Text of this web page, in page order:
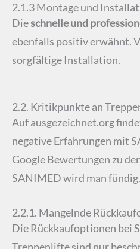
2.1.3 Montage und
Dieschnelle und
ebenfalls positiv erwähnt.
sorgfältige Installation.
2.2. Kritikpunkte an
Auf ausgezeichnet.org
negative Erfahrungen mit
Google Bewertungen zu
SANIMED wird man fündig.
2.2.1. Mangelnde
Die Rückkaufoptionen bei